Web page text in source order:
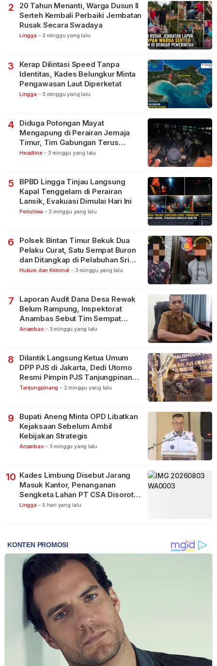
2
20 Tahun Menanti, Warga Dusun II
Serteh Kembali Perbaiki Jembatan
Rusak Secara Swadaya
Lingga - 3 minggu yang lalu
3
Kerap Dilintasi Speed Tanpa
Identitas, Kades Belungkur Minta
Pengawasan Laut Diperketat
Lingga - 3 minggu yang lalu
4
Diduga Potongan Mayat
Mengapung di Perairan Jemaja
Timur, Tim Gabungan Terus
Lakukan Pencarian
Headline - 3 minggu yang lalu
5
BPBD Lingga Tinjau Langsung
Kapal Tenggelam di Perairan
Lansik, Evakuasi Dimulai Hari Ini
Peristiwa - 3 minggu yang lalu
6
Polsek Bintan Timur Bekuk Dua
Pelaku Curat, Satu Sempat Buron
dan Ditangkap di Pelabuhan Sri
Bintan Pura
Hukum dan Kriminal - 3 minggu yang lalu
7
Laporan Audit Dana Desa Rewak
Belum Rampung, Inspektorat
Anambas Sebut Tim Sempat
Terbagi Tangani Kasus Lain
Anambas - 3 minggu yang lalu
8
Dilantik Langsung Ketua Umum
DPP PJS di Jakarta, Dedi Utomo
Resmi Pimpin PJS Tanjungpinang-
Bintan
Tanjungpinang - 2 minggu yang lalu
9
Bupati Aneng Minta OPD Libatkan
Kejaksaan Sebelum Ambil
Kebijakan Strategis
Anambas - 3 minggu yang lalu
10 Kades Limbung Disebut Jarang
Masuk Kantor, Penanganan
Sengketa Lahan PT CSA Disorot
Warga
Lingga - 5 hari yang lalu